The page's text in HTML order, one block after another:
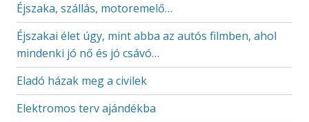
Éjszaka, szállás, motoremelő…
Éjszakai élet úgy, mint abba az autós filmben, ahol
mindenki jó nő és jó csávó…
Eladó házak meg a civilek
Elektromos terv ajándékba